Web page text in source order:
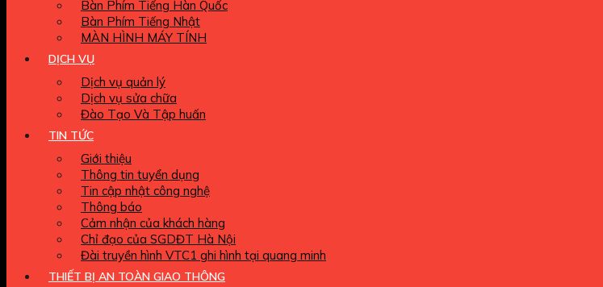
Bàn Phím Tiếng Hàn Quốc
Bàn Phím Tiếng Nhật
MÀN HÌNH MÁY TÍNH
DỊCH VỤ
Dịch vụ quản lý
Dịch vụ sửa chữa
Đào Tạo Và Tập huấn
TIN TỨC
Giới thiệu
Thông tin tuyển dụng
Tin cập nhật công nghệ
Thông báo
Cảm nhận của khách hàng
Chỉ đạo của SGDĐT Hà Nội
Đài truyền hình VTC1 ghi hình tại quang minh
THIẾT BỊ AN TOÀN GIAO THÔNG